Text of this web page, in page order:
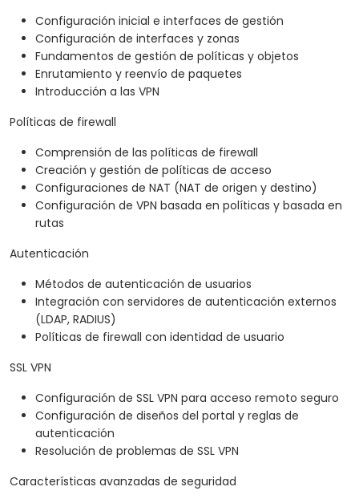
Configuración inicial e interfaces de gestión
Configuración de interfaces y zonas
Fundamentos de gestión de políticas y objetos
Enrutamiento y reenvío de paquetes
Introducción a las VPN
Políticas de firewall
Comprensión de las políticas de firewall
Creación y gestión de políticas de acceso
Configuraciones de NAT (NAT de origen y destino)
Configuración de VPN basada en políticas y basada en
rutas
Autenticación
Métodos de autenticación de usuarios
Integración con servidores de autenticación externos
(LDAP, RADIUS)
Políticas de firewall con identidad de usuario
SSL VPN
Configuración de SSL VPN para acceso remoto seguro
Configuración de diseños del portal y reglas de
autenticación
Resolución de problemas de SSL VPN
Características avanzadas de seguridad